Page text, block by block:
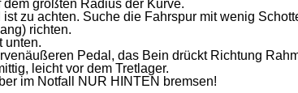
größten Radius der Kurve.
zu achten. Suche die Fahrspur mit wenig
richten.
unten.
Pedal, das Bein drückt Richtung
leicht vor dem Tretlager.
im Notfall NUR HINTEN bremsen!